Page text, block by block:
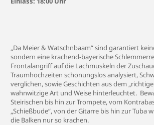
„Da Meier & Watschnbaam“ sind garantiert
sondern eine krachend-bayerische
Frontalangriff auf die Lachmuskeln der
Traumhochzeiten schonungslos analysiert,
verglichen, sowie Geschichten aus dem
wahnwitzige Art und Weise hinterleuchtet.
Steirischen bis hin zur Trompete, vom
„Schießbude“, von der Gitarre bis hin zur Tuba
die Balken nur so krachen.